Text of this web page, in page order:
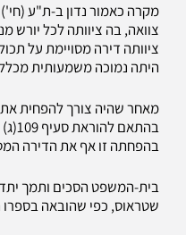
צוואה, בה ציוותה לכל יורש
ציוותה דירה מסויימת על
היתה נמוכה משמעותית מכלל
מאחר שהיה צורך להפחית
בהפחתה זו אף את הדירה
בית-המשפט הסכים ותמך
שטראוס, כפי שהובאה בספרו